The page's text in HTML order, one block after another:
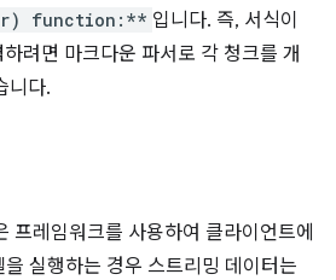
function:** 입니다. 즉, 서식이
려면 마크다운 파서로 각 청크를 개
니다.
프레임워크를 사용하여 클라이언트에
실행하는 경우 스트리밍 데이터는